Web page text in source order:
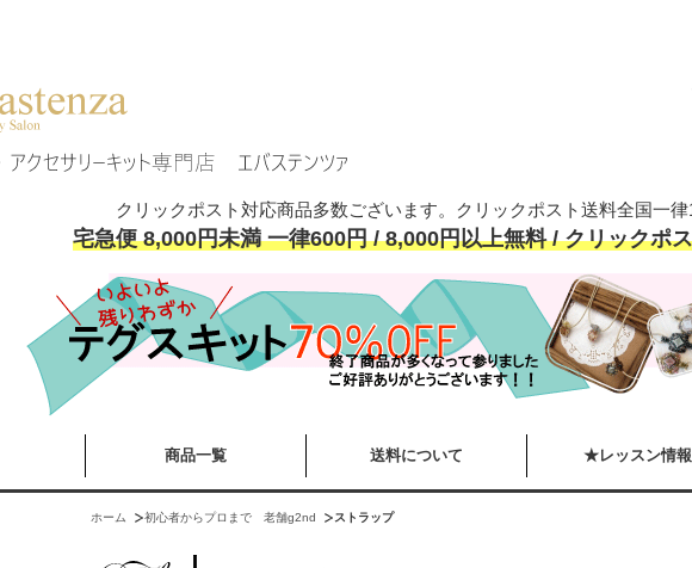
クリックポスト対応商品多数ございます。クリックポスト送料全国一律
宅急便 8,000円未満 一律600円 / 8,000円以上無料 / クリックポ
商品一覧 送料について ★レッスン情報
ホーム 初心者からプロまで 老舗g2nd ストラップ